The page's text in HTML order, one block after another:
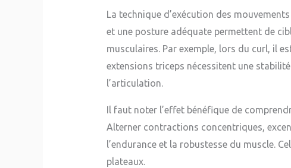
La technique d’exécution des
et une posture adéquate permettent de
musculaires. Par exemple, lors du curl, il
extensions triceps nécessitent une
l’articulation.
Il faut noter l’effet bénéfique de
Alterner contractions concentriques,
l’endurance et la robustesse du muscle.
plateaux.